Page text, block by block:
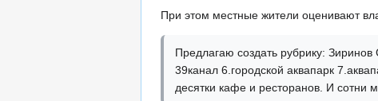
При этом местные жители оценивают
Предлагаю создать рубрику:
39канал 6.городской аквапарк
десятки кафе и ресторанов. И сотни